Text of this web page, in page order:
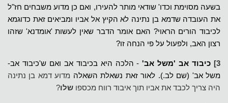
בשעה מסוימת וכדו' שודאי מותר להעירו, ואם כן מדוע משבחים חז"ל
את העובדה שדמא בן נתינה לא הקיץ אל אביו ומביאים זאת כדוגמא
לכיבוד הורים הראוי? האם אומר הדבר שאין לעשות 'אומדנא' שזהו
רצון האב, ולפעול על פי הנחה זו?
3] כיבוד אב 'משל אב'- הלכה היא בכיבוד אב ואם ש'כיבוד אב-
משל אב' (שם לב.). לאור זאת נשאלת השאלה מדוע דמא בן נתינה
היה צריך לכבד את אביו תוך איבוד רווח מכספו שלו?